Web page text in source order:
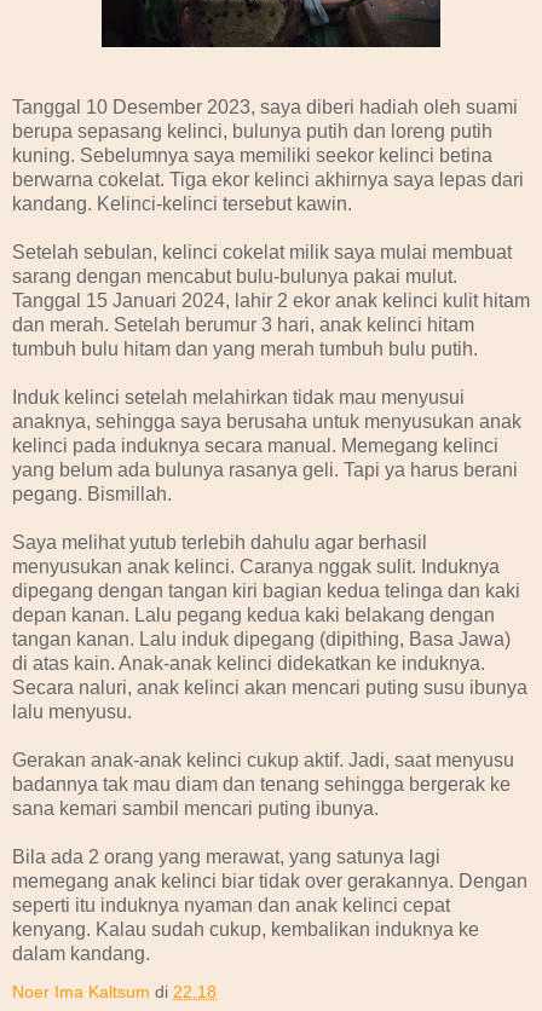
Tanggal 10 Desember 2023, saya diberi hadiah oleh suami
berupa sepasang kelinci, bulunya putih dan loreng putih
kuning. Sebelumnya saya memiliki seekor kelinci betina
berwarna cokelat. Tiga ekor kelinci akhirnya saya lepas dari
kandang. Kelinci-kelinci tersebut kawin.
Setelah sebulan, kelinci cokelat milik saya mulai membuat
sarang dengan mencabut bulu-bulunya pakai mulut.
Tanggal 15 Januari 2024, lahir 2 ekor anak kelinci kulit hitam
dan merah. Setelah berumur 3 hari, anak kelinci hitam
tumbuh bulu hitam dan yang merah tumbuh bulu putih.
Induk kelinci setelah melahirkan tidak mau menyusui
anaknya, sehingga saya berusaha untuk menyusukan anak
kelinci pada induknya secara manual. Memegang kelinci
yang belum ada bulunya rasanya geli. Tapi ya harus berani
pegang. Bismillah.
Saya melihat yutub terlebih dahulu agar berhasil
menyusukan anak kelinci. Caranya nggak sulit. Induknya
dipegang dengan tangan kiri bagian kedua telinga dan kaki
depan kanan. Lalu pegang kedua kaki belakang dengan
tangan kanan. Lalu induk dipegang (dipithing, Basa Jawa)
di atas kain. Anak-anak kelinci didekatkan ke induknya.
Secara naluri, anak kelinci akan mencari puting susu ibunya
lalu menyusu.
Gerakan anak-anak kelinci cukup aktif. Jadi, saat menyusu
badannya tak mau diam dan tenang sehingga bergerak ke
sana kemari sambil mencari puting ibunya.
Bila ada 2 orang yang merawat, yang satunya lagi
memegang anak kelinci biar tidak over gerakannya. Dengan
seperti itu induknya nyaman dan anak kelinci cepat
kenyang. Kalau sudah cukup, kembalikan induknya ke
dalam kandang.
Noer Ima Kaltsum di 22.18